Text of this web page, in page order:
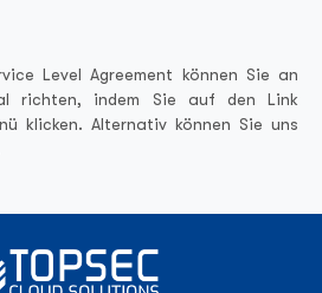
Level Agreement können Sie an
richten, indem Sie auf den Link
klicken. Alternativ können Sie uns